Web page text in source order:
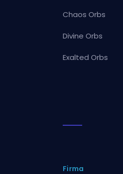
Chaos Orbs
Divine Orbs
Exalted Orbs
Firma